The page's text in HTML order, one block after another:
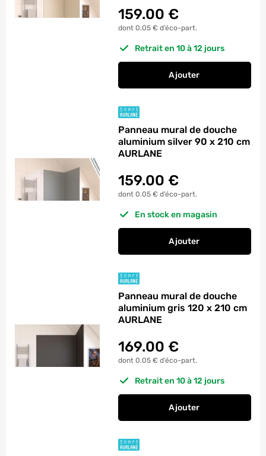
159.00 €
dont 0.05 € d’éco-part.
Retrait en 10 à 12 jours
Ajouter
Panneau mural de
Panneau mural de douche
aluminium silver 90 x 210 cm
AURLANE
159.00 €
dont 0.05 € d’éco-part.
En stock en magasin
Ajouter
Panneau mural de
Panneau mural de douche
aluminium gris 120 x 210 cm
AURLANE
169.00 €
dont 0.05 € d’éco-part.
Retrait en 10 à 12 jours
Ajouter
Panneau mural de